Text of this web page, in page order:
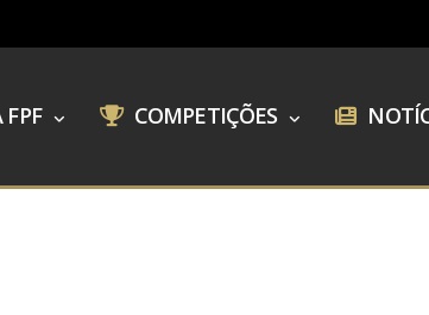
FPF COMPETIÇÕES